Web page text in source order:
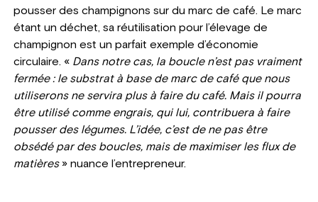
pousser des champignons sur du marc de café. Le marc
étant un déchet, sa réutilisation pour l’élevage de
champignon est un parfait exemple d’économie
circulaire. « Dans notre cas, la boucle n’est pas vraiment
fermée : le substrat à base de marc de café que nous
utiliserons ne servira plus à faire du café. Mais il pourra
être utilisé comme engrais, qui lui, contribuera à faire
pousser des légumes. L’idée, c’est de ne pas être
obsédé par des boucles, mais de maximiser les flux de
matières» nuance l’entrepreneur.